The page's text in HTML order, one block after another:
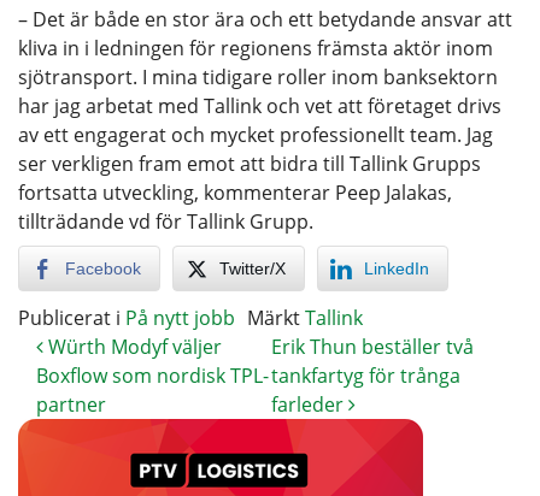
– Det är både en stor ära och ett betydande ansvar att
kliva in i ledningen för regionens främsta aktör inom
sjötransport. I mina tidigare roller inom banksektorn
har jag arbetat med Tallink och vet att företaget drivs
av ett engagerat och mycket professionellt team. Jag
ser verkligen fram emot att bidra till Tallink Grupps
fortsatta utveckling, kommenterar Peep Jalakas,
tillträdande vd för Tallink Grupp.
Facebook Twitter/X LinkedIn
Publicerat i På nytt jobb MärktTallink
Würth Modyf väljer
Boxflow som nordisk TPL-
partner
Erik Thun beställer två
tankfartyg för trånga
farleder